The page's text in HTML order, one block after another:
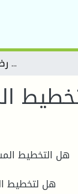
أهمية تخطيط المسار الوظيفي في تحقيق رضا الموظفين بالمؤسسة
هل التخطيط
هل لتخطيط